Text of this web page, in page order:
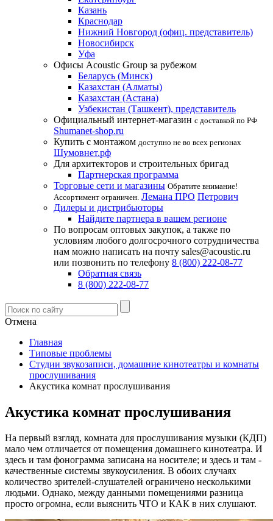
Казань
Краснодар
Нижний Новгород (офиц. представитель)
Новосибирск
Уфа
Офисы Acoustic Group за рубежом
Беларусь (Минск)
Казахстан (Алматы)
Казахстан (Астана)
Узбекистан (Ташкент), представитель
Официальный интернет-магазин с доставкой по РФ
Shumanet-shop.ru
Купить с монтажом доступно не во всех регионах
Шумовнет.рф
Для архитекторов и строительных бригад
Партнерская программа
Торговые сети и магазины Обратите внимание!
Ассортимент ограничен. Лемана ПРО Петрович
Дилеры и дистрибьюторы
Найдите партнера в вашем регионе
По вопросам оптовых закупок, а также по
условиям любого долгосрочного сотрудничества
нам можно написать на почту sales@acoustic.ru
или позвонить по телефону 8 (800) 222-08-77
Обратная связь
8 (800) 222-08-77
Отмена
Главная
Типовые проблемы
Студии звукозаписи, домашние кинотеатры и комнаты
прослушивания
Акустика комнат прослушивания
Акустика комнат прослушивания
На первый взгляд, комната для прослушивания музыки (КДП)
мало чем отличается от помещения домашнего кинотеатра. И
здесь и там фонограмма записана на носителе; и здесь и там -
качественные системы звукоусиления. В обоих случаях
количество зрителей-слушателей ограничено несколькими
людьми. Однако, между данными помещениями разница
просто огромна, если выяснить ЧТО и КАК в них слушают.